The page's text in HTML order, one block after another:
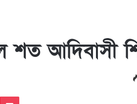
শত আদিবাসী